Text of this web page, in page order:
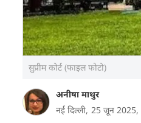
सुप्रीम कोर्ट (फाइल फोटो)
अनीषा माथुर
नई दिल्ली, 25 जून 2025,